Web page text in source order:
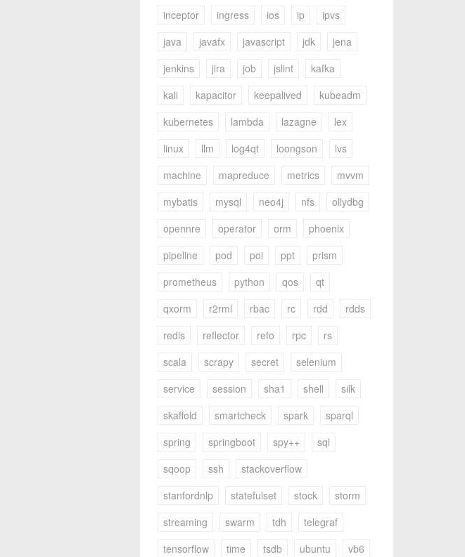
inceptor
ingress ios ip
ipvs
java
javafx javascript jdk
jena
jenkins
jira job jslint
kafka
kali
kapacitor keepalived
kubeadm
kubernetes
lambda lazagne
lex
linux
llm log4qt loongson
lvs
machine
mapreduce metrics
mvvm
mybatis
mysql neo4j nfs
ollydbg
opennre
operator orm
phoenix
pipeline
pod poi ppt
prism
prometheus
python qos
qt
qxorm
r2rml rbac rc rdd
rdds
redis
reflector refo rpc
rs
scala
scrapy secret
selenium
service
session sha1 shell
silk
skaffold
smartcheck spark
sparql
spring
springboot spy++
sql
sqoop
ssh
stackoverflow
stanfordnlp
statefulset stock
storm
streaming
swarm tdh
telegraf
tensorflow
time tsdb ubuntu
vb6